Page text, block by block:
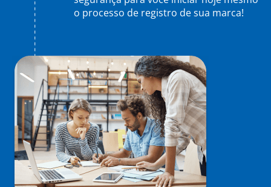
o processo de registro de sua marca!